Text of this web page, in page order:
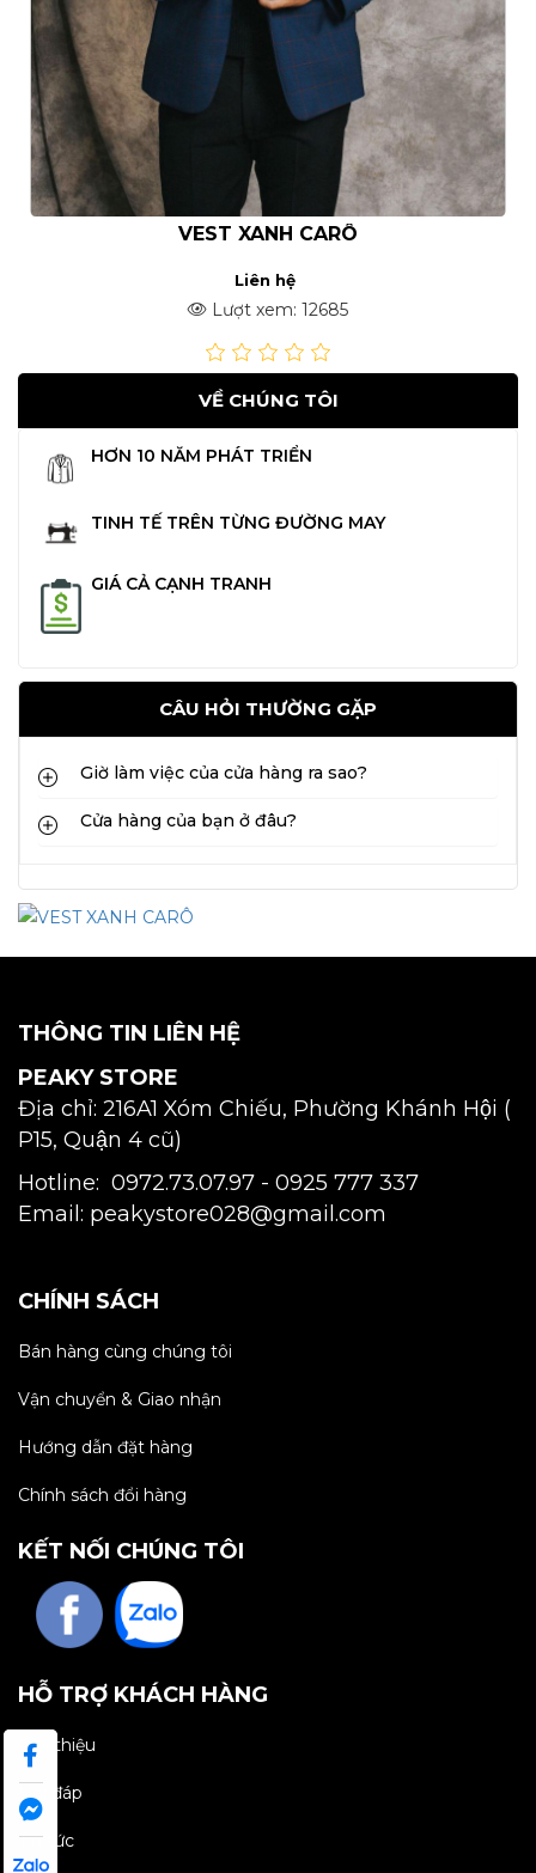
VEST XANH CARÔ
Liên hệ
Lượt xem: 12685
VỀ CHÚNG TÔI
HƠN 10 NĂM PHÁT TRIỂN
TINH TẾ TRÊN TỪNG ĐƯỜNG MAY
GIÁ CẢ CẠNH TRANH
CÂU HỎI THƯỜNG GẶP
Giờ làm việc của cửa hàng ra sao?
Cửa hàng của bạn ở đâu?
THÔNG TIN LIÊN HỆ
PEAKY STORE
Địa chỉ: 216A1 Xóm Chiếu, Phường Khánh Hội (
P15, Quận 4 cũ)
Hotline: 0972.73.07.97 - 0925 777 337
Email: peakystore028@gmail.com
CHÍNH SÁCH
Bán hàng cùng chúng tôi
Vận chuyển & Giao nhận
Hướng dẫn đặt hàng
Chính sách đổi hàng
KẾT NỐI CHÚNG TÔI
HỖ TRỢ KHÁCH HÀNG
Giới thiệu
Hỏi đáp
Tin tức